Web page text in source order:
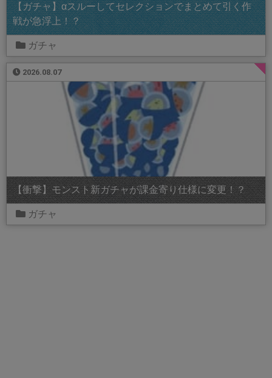
【ガチャ】αスルーしてセレクションでまとめて引く作
戦が急浮上！？
ガチャ
2026.08.07
【衝撃】モンスト新ガチャが課金寄り仕様に変更！？
ガチャ